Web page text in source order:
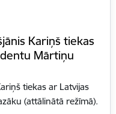
Kariņš tiekas
Mārtiņu
tiekas ar Latvijas
(attālinātā režīmā).